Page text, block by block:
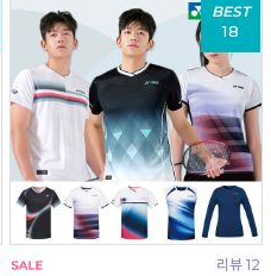
BEST
18
리뷰 12